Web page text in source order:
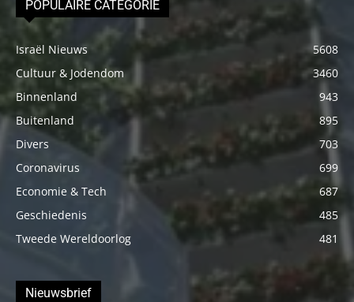
POPULAIRE CATEGORIE
Israël Nieuws
5608
Cultuur & Jodendom
3460
Binnenland
943
Buitenland
895
Divers
703
Coronavirus
699
Economie & Tech
687
Geschiedenis
485
Tweede Wereldoorlog
481
Nieuwsbrief